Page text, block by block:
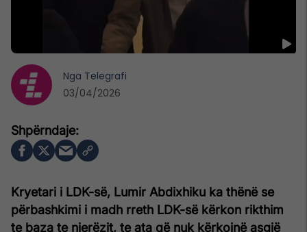
Kryetari i LDK-së, Lumir Abdixhiku ka thënë se
përbashkimi i madh rreth LDK-së kërkon rikthim
te baza te njerëzit, te ata që nuk kërkojnë asgjë
Nga Telegrafi
03/04/2026